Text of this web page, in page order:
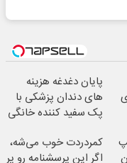
پایان دغدغه هزینه
های دندان پزشکی با
پک سفید کننده خانگی
کمردردت خوب می‌شه،
اگر این پرسشنامه رو پر